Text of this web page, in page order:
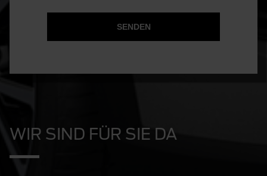
SENDEN
WIR SIND FÜR SIE DA